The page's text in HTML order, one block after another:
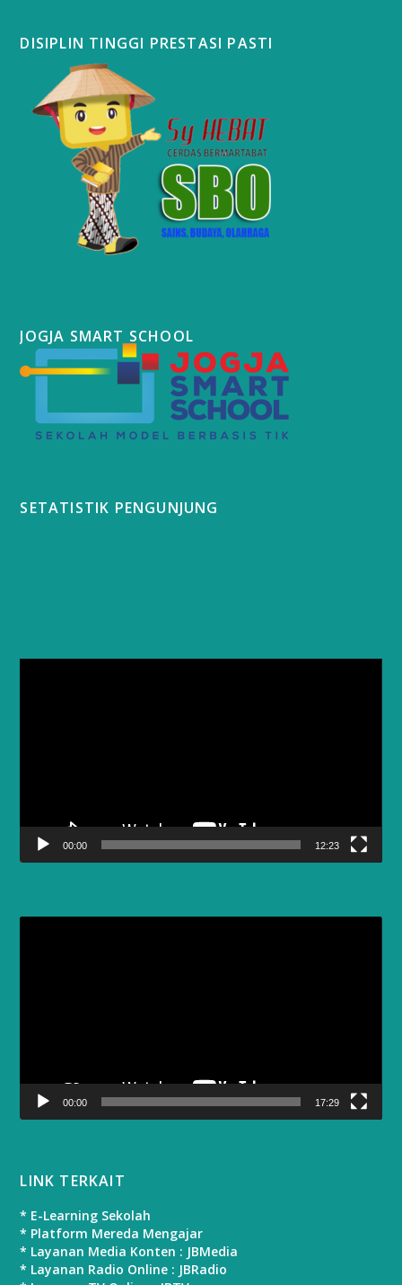
DISIPLIN TINGGI PRESTASI PASTI
JOGJA SMART SCHOOL
SETATISTIK PENGUNJUNG
00:00 12:23
00:00 17:29
LINK TERKAIT
* E-Learning Sekolah
* Platform Mereda Mengajar
* Layanan Media Konten : JBMedia
* Layanan Radio Online : JBRadio